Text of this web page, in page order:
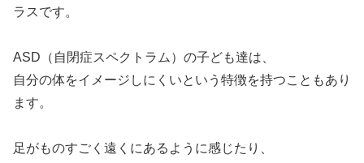
ラスです。
ASD（自閉症スペクトラム）の子ども達は、
自分の体をイメージしにくいという特徴を持つこともあり
ます。
足がものすごく遠くにあるように感じたり、